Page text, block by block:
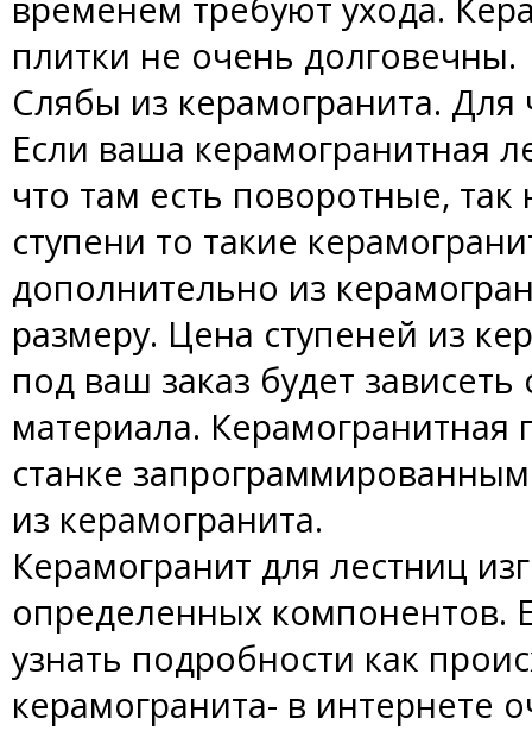
плитки не очень долговечны.
Слябы из керамогранита.
Если ваша керамогранитная
что там есть поворотные,
ступени то такие
дополнительно из
размеру. Цена ступеней из
под ваш заказ будет
материала. Керамогранитная
станке
из керамогранита.
Керамогранит для лестниц
определенных компонентов.
узнать подробности как
керамогранита- в интернете